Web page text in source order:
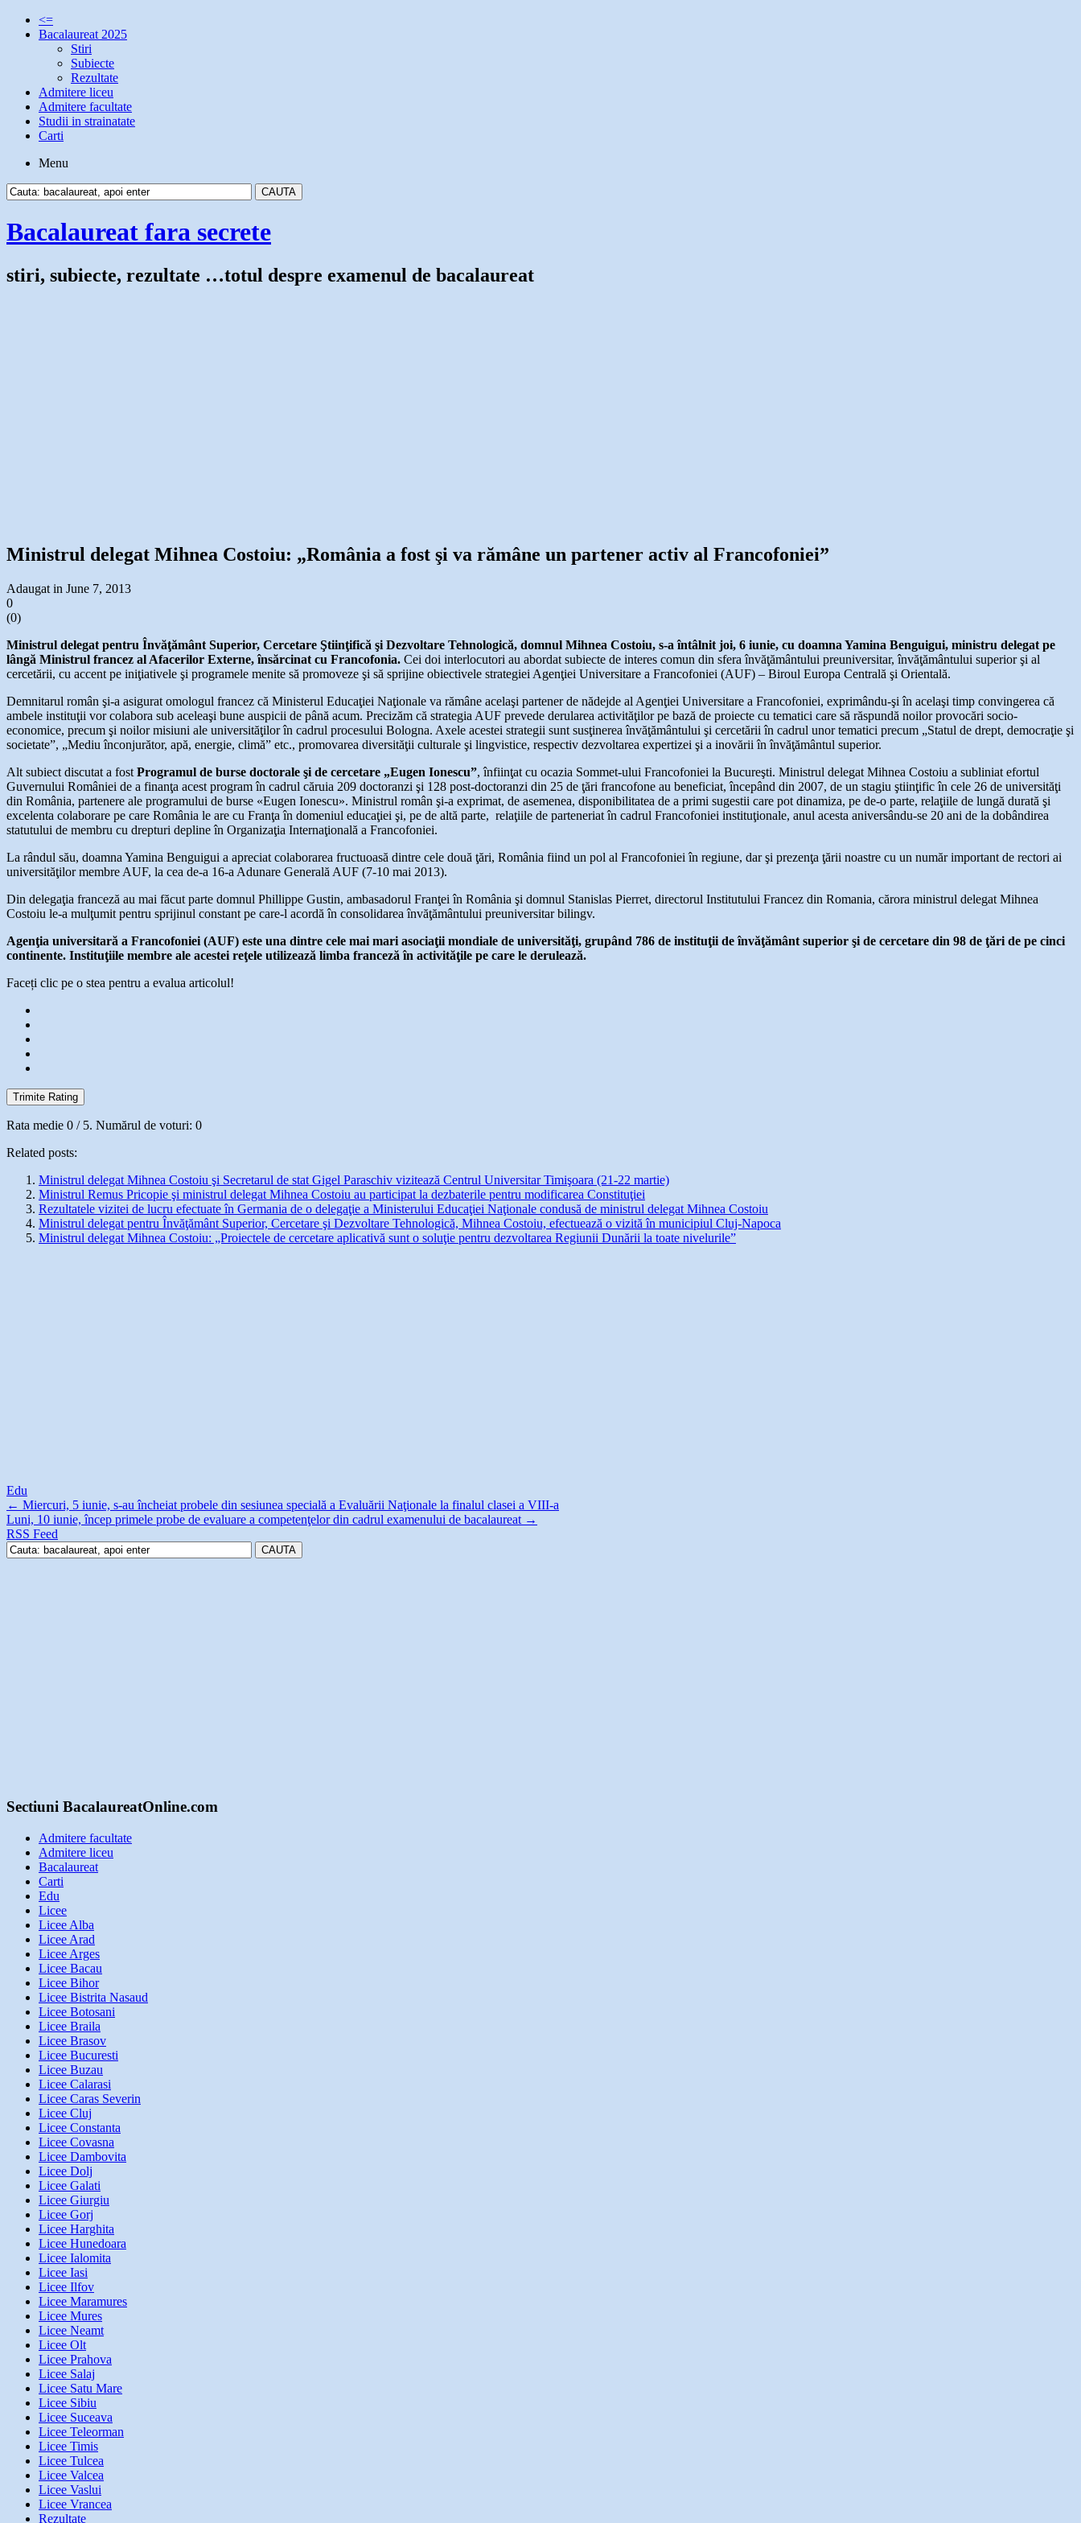
<=
Bacalaureat 2025
Stiri
Subiecte
Rezultate
Admitere liceu
Admitere facultate
Studii in strainatate
Carti
Menu
Bacalaureat fara secrete
stiri, subiecte, rezultate …totul despre examenul de bacalaureat
Ministrul delegat Mihnea Costoiu: „România a fost şi va rămâne un partener activ al Francofoniei”
Adaugat in June 7, 2013
0
(0)
Ministrul delegat pentru Învăţământ Superior, Cercetare Ştiinţifică şi Dezvoltare Tehnologică, domnul Mihnea Costoiu, s-a întâlnit joi, 6 iunie, cu doamna Yamina Benguigui, ministru delegat pe
lângă Ministrul francez al Afacerilor Externe, însărcinat cu Francofonia. Cei doi interlocutori au abordat subiecte de interes comun din sfera învăţământului preuniversitar, învăţământului superior şi al
cercetării, cu accent pe iniţiativele şi programele menite să promoveze şi să sprijine obiectivele strategiei Agenţiei Universitare a Francofoniei (AUF) – Biroul Europa Centrală şi Orientală.
Demnitarul român şi-a asigurat omologul francez că Ministerul Educaţiei Naţionale va rămâne acelaşi partener de nădejde al Agenţiei Universitare a Francofoniei, exprimându-şi în acelaşi timp convingerea că
ambele instituţii vor colabora sub aceleaşi bune auspicii de până acum. Precizăm că strategia AUF prevede derularea activităţilor pe bază de proiecte cu tematici care să răspundă noilor provocări socio-
economice, precum şi noilor misiuni ale universităţilor în cadrul procesului Bologna. Axele acestei strategii sunt susţinerea învăţământului şi cercetării în cadrul unor tematici precum „Statul de drept, democraţie şi
societate”, „Mediu înconjurător, apă, energie, climă” etc., promovarea diversităţii culturale şi lingvistice, respectiv dezvoltarea expertizei şi a inovării în învăţământul superior.
Alt subiect discutat a fost Programul de burse doctorale şi de cercetare „Eugen Ionescu”, înfiinţat cu ocazia Sommet-ului Francofoniei la Bucureşti. Ministrul delegat Mihnea Costoiu a subliniat efortul
Guvernului României de a finanţa acest program în cadrul căruia 209 doctoranzi şi 128 post-doctoranzi din 25 de ţări francofone au beneficiat, începând din 2007, de un stagiu ştiinţific în cele 26 de universităţi
din România, partenere ale programului de burse «Eugen Ionescu». Ministrul român şi-a exprimat, de asemenea, disponibilitatea de a primi sugestii care pot dinamiza, pe de-o parte, relaţiile de lungă durată şi
excelenta colaborare pe care România le are cu Franţa în domeniul educaţiei şi, pe de altă parte, relaţiile de parteneriat în cadrul Francofoniei instituţionale, anul acesta aniversându-se 20 ani de la dobândirea
statutului de membru cu drepturi depline în Organizaţia Internaţională a Francofoniei.
La rândul său, doamna Yamina Benguigui a apreciat colaborarea fructuoasă dintre cele două ţări, România fiind un pol al Francofoniei în regiune, dar şi prezenţa ţării noastre cu un număr important de rectori ai
universităţilor membre AUF, la cea de-a 16-a Adunare Generală AUF (7-10 mai 2013).
Din delegaţia franceză au mai făcut parte domnul Phillippe Gustin, ambasadorul Franţei în România şi domnul Stanislas Pierret, directorul Institutului Francez din Romania, cărora ministrul delegat Mihnea
Costoiu le-a mulţumit pentru sprijinul constant pe care-l acordă în consolidarea învăţământului preuniversitar bilingv.
Agenţia universitară a Francofoniei (AUF) este una dintre cele mai mari asociaţii mondiale de universităţi, grupând 786 de instituţii de învăţământ superior şi de cercetare din 98 de ţări de pe cinci
continente. Instituţiile membre ale acestei reţele utilizează limba franceză în activităţile pe care le derulează.
Faceți clic pe o stea pentru a evalua articolul!
Trimite Rating
Rata medie 0 / 5. Numărul de voturi: 0
Related posts:
Ministrul delegat Mihnea Costoiu şi Secretarul de stat Gigel Paraschiv vizitează Centrul Universitar Timişoara (21-22 martie)
Ministrul Remus Pricopie şi ministrul delegat Mihnea Costoiu au participat la dezbaterile pentru modificarea Constituţiei
Rezultatele vizitei de lucru efectuate în Germania de o delegaţie a Ministerului Educaţiei Naţionale condusă de ministrul delegat Mihnea Costoiu
Ministrul delegat pentru Învăţământ Superior, Cercetare şi Dezvoltare Tehnologică, Mihnea Costoiu, efectuează o vizită în municipiul Cluj-Napoca
Ministrul delegat Mihnea Costoiu: „Proiectele de cercetare aplicativă sunt o soluţie pentru dezvoltarea Regiunii Dunării la toate nivelurile”
Edu
← Miercuri, 5 iunie, s-au încheiat probele din sesiunea specială a Evaluării Naţionale la finalul clasei a VIII-a
Luni, 10 iunie, încep primele probe de evaluare a competenţelor din cadrul examenului de bacalaureat →
RSS Feed
Sectiuni BacalaureatOnline.com
Admitere facultate
Admitere liceu
Bacalaureat
Carti
Edu
Licee
Licee Alba
Licee Arad
Licee Arges
Licee Bacau
Licee Bihor
Licee Bistrita Nasaud
Licee Botosani
Licee Braila
Licee Brasov
Licee Bucuresti
Licee Buzau
Licee Calarasi
Licee Caras Severin
Licee Cluj
Licee Constanta
Licee Covasna
Licee Dambovita
Licee Dolj
Licee Galati
Licee Giurgiu
Licee Gorj
Licee Harghita
Licee Hunedoara
Licee Ialomita
Licee Iasi
Licee Ilfov
Licee Maramures
Licee Mures
Licee Neamt
Licee Olt
Licee Prahova
Licee Salaj
Licee Satu Mare
Licee Sibiu
Licee Suceava
Licee Teleorman
Licee Timis
Licee Tulcea
Licee Valcea
Licee Vaslui
Licee Vrancea
Rezultate